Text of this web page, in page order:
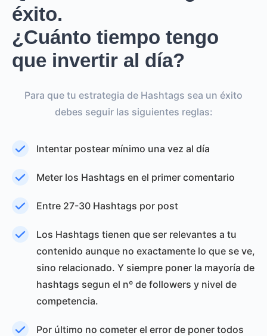
éxito.
¿Cuánto tiempo tengo
que invertir al día?
Para que tu estrategia de Hashtags sea un éxito
debes seguir las siguientes reglas:
Intentar postear mínimo una vez al día
Meter los Hashtags en el primer comentario
Entre 27-30 Hashtags por post
Los Hashtags tienen que ser relevantes a tu
contenido aunque no exactamente lo que se ve,
sino relacionado. Y siempre poner la mayoría de
hashtags segun el nº de followers y nivel de
competencia.
Por último no cometer el error de poner todos